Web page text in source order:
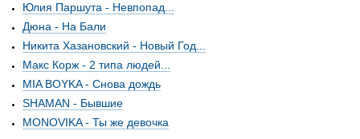
Юлия Паршута - Невпопад...
Дюна - На Бали
Никита Хазановский - Новый Год...
Макс Корж - 2 типа людей...
MIA BOYKA - Снова дождь
SHAMAN - Бывшие
MONOVIKA - Ты же девочка